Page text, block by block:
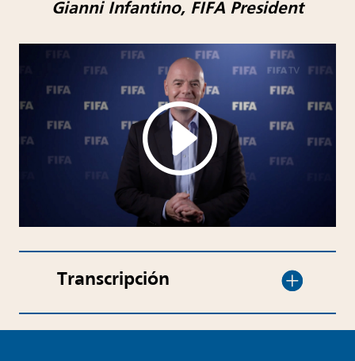
Gianni Infantino, FIFA President
Transcripción